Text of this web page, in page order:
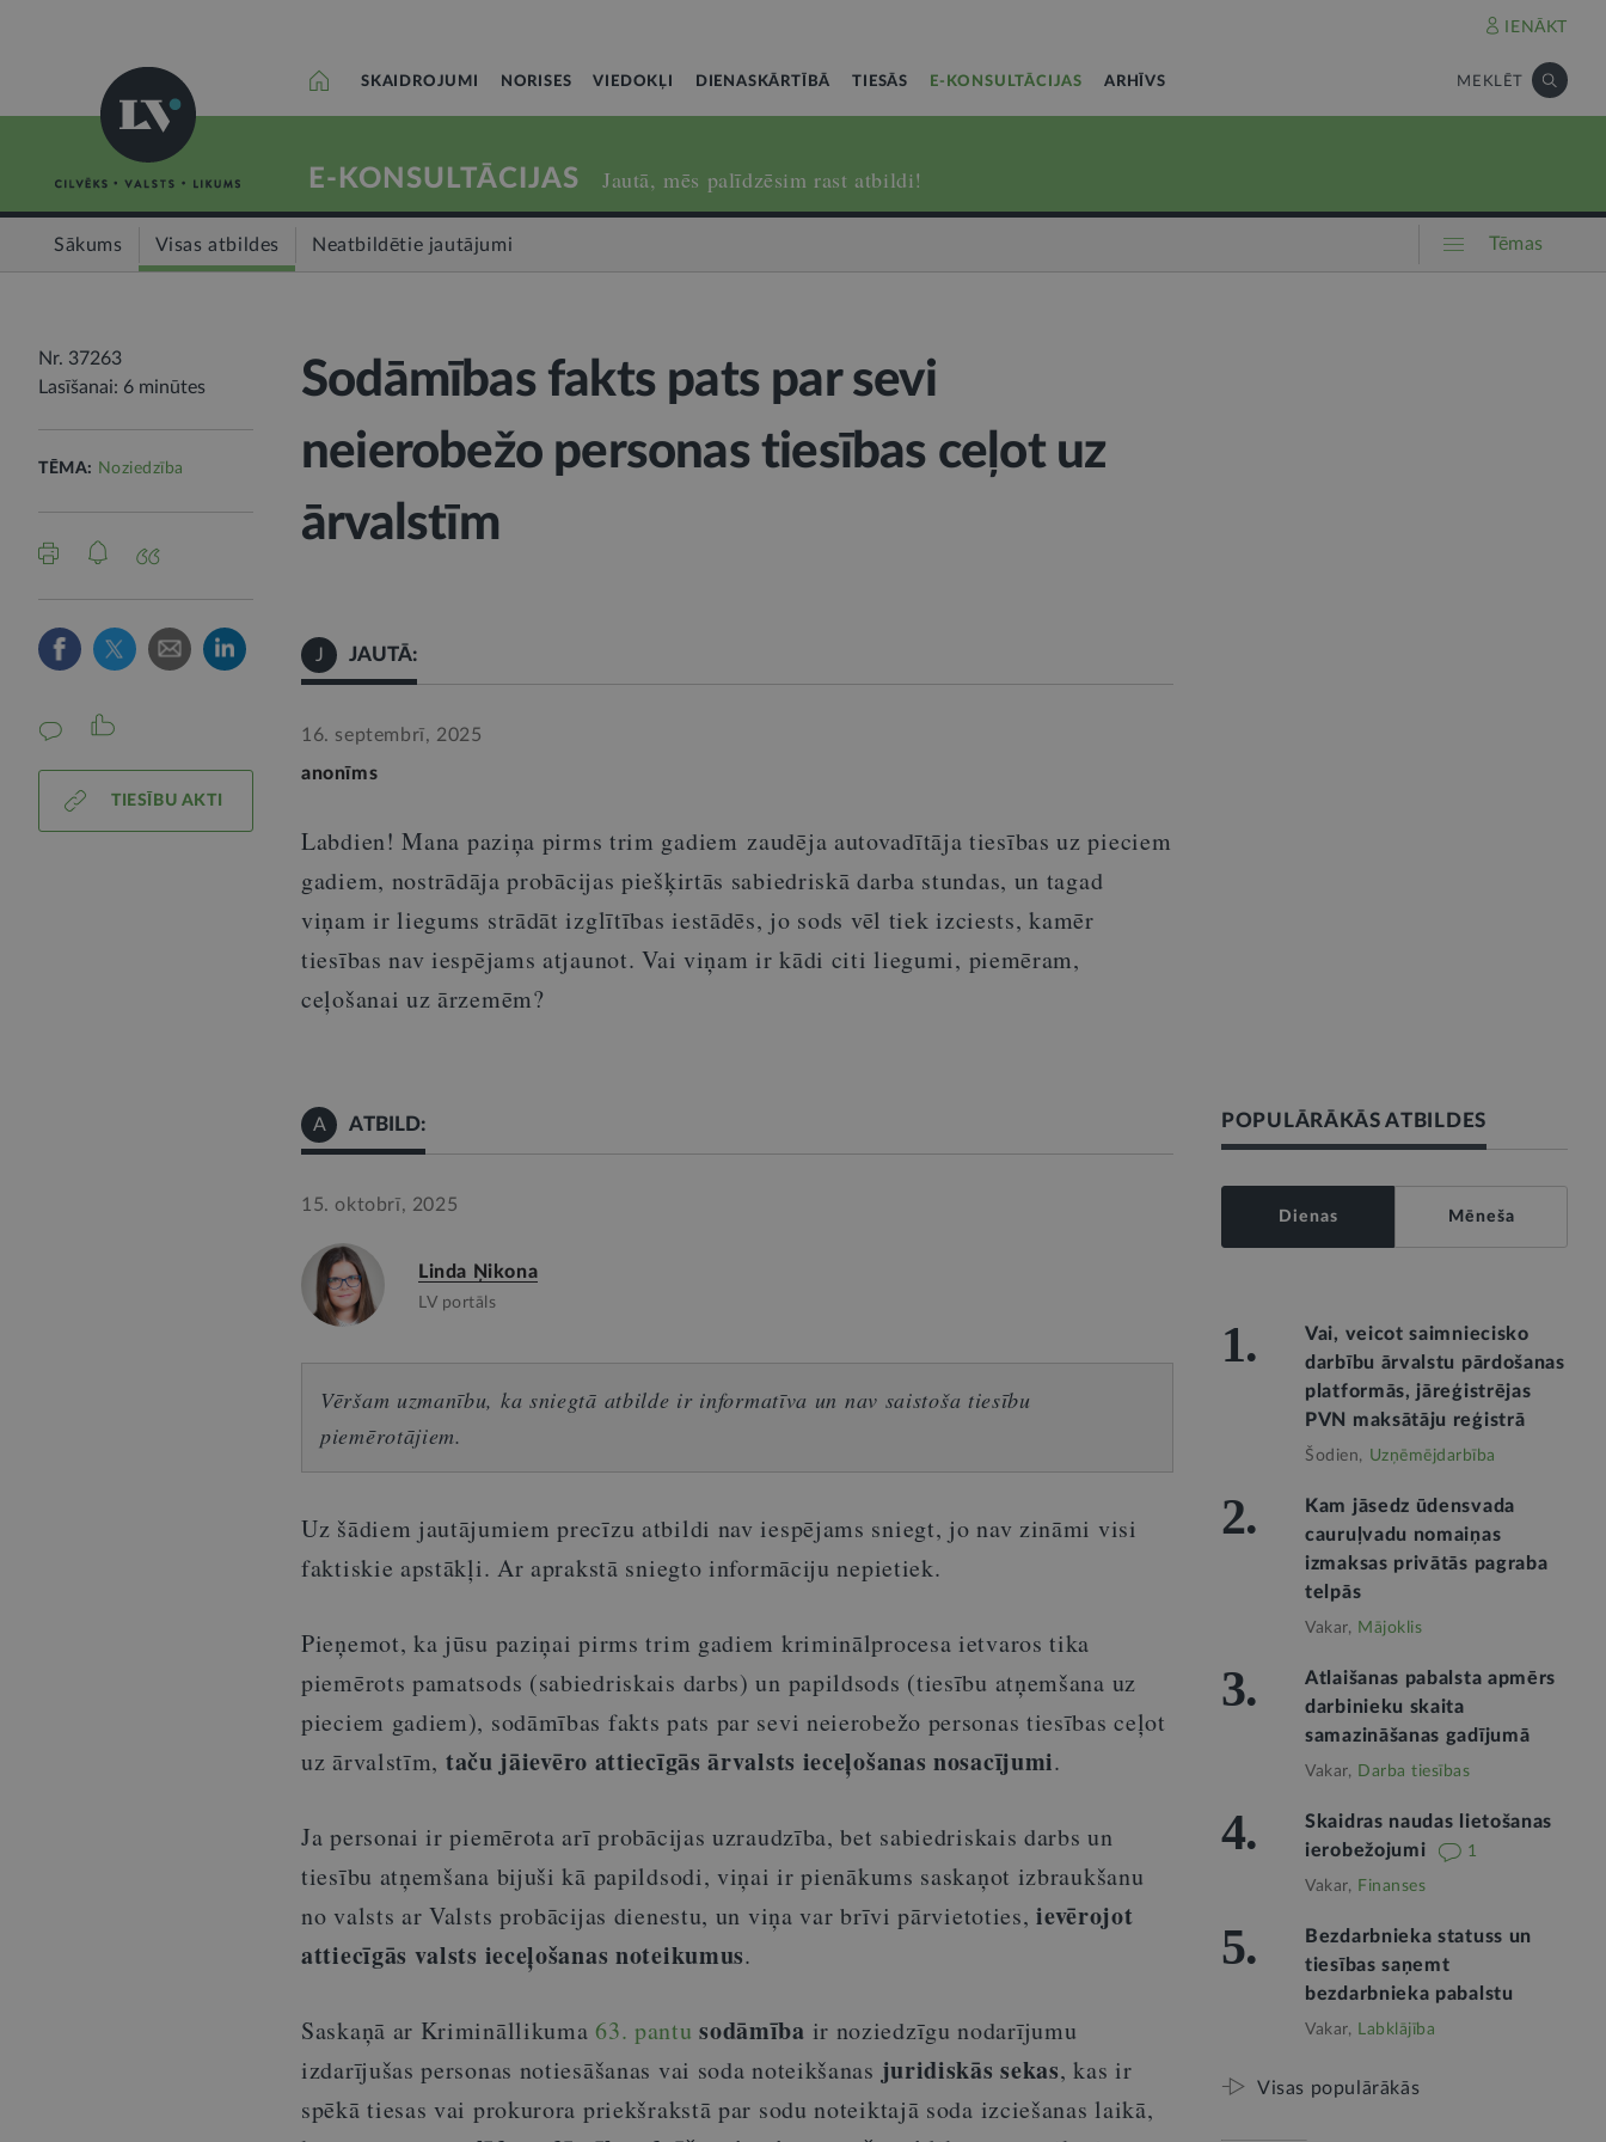
IENĀKT
SKAIDROJUMI NORISES VIEDOKĻI DIENASKĀRTĪBĀ TIESĀS E-KONSULTĀCIJAS ARHĪVS MEKLĒT
E-KONSULTĀCIJAS Jautā, mēs palīdzēsim rast atbildi!
Sākums Visas atbildes Neatbildētie jautājumi Tēmas
Nr. 37263
Lasīšanai: 6 minūtes
TĒMA: Noziedzība
TIESĪBU AKTI
Sodāmības fakts pats par sevi
neierobežo personas tiesības ceļot uz
ārvalstīm
J JAUTĀ:
16. septembrī, 2025
anonīms
Labdien! Mana paziņa pirms trim gadiem zaudēja autovadītāja tiesības uz pieciem
gadiem, nostrādāja probācijas piešķirtās sabiedriskā darba stundas, un tagad
viņam ir liegums strādāt izglītības iestādēs, jo sods vēl tiek izciests, kamēr
tiesības nav iespējams atjaunot. Vai viņam ir kādi citi liegumi, piemēram,
ceļošanai uz ārzemēm?
A ATBILD:
15. oktobrī, 2025
Linda Ņikona
LV portāls
Vēršam uzmanību, ka sniegtā atbilde ir informatīva un nav saistoša tiesību
piemērotājiem.
Uz šādiem jautājumiem precīzu atbildi nav iespējams sniegt, jo nav zināmi visi
faktiskie apstākļi. Ar aprakstā sniegto informāciju nepietiek.
Pieņemot, ka jūsu paziņai pirms trim gadiem kriminālprocesa ietvaros tika
piemērots pamatsods (sabiedriskais darbs) un papildsods (tiesību atņemšana uz
pieciem gadiem), sodāmības fakts pats par sevi neierobežo personas tiesības ceļot
uz ārvalstīm, taču jāievēro attiecīgās ārvalsts ieceļošanas nosacījumi.
Ja personai ir piemērota arī probācijas uzraudzība, bet sabiedriskais darbs un
tiesību atņemšana bijuši kā papildsodi, viņai ir pienākums saskaņot izbraukšanu
no valsts ar Valsts probācijas dienestu, un viņa var brīvi pārvietoties,ievērojot
attiecīgās valsts ieceļošanas noteikumus.
Saskaņā ar Krimināllikuma 63. pantu sodāmība ir noziedzīgu nodarījumu
izdarījušas personas notiesāšanas vai soda noteikšanas juridiskās sekas, kas ir
spēkā tiesas vai prokurora priekšrakstā par sodu noteiktajā soda izciešanas laikā,
POPULĀRĀKĀS ATBILDES
Dienas Mēneša
1.
Vai, veicot saimniecisko
darbību ārvalstu pārdošanas
platformās, jāreģistrējas
PVN maksātāju reģistrā
Šodien, Uzņēmējdarbība
2.
Kam jāsedz ūdensvada
cauruļvadu nomaiņas
izmaksas privātās pagraba
telpās
Vakar, Mājoklis
3.
Atlaišanas pabalsta apmērs
darbinieku skaita
samazināšanas gadījumā
Vakar, Darba tiesības
4.
Skaidras naudas lietošanas
ierobežojumi
1
Vakar, Finanses
5.
Bezdarbnieka statuss un
tiesības saņemt
bezdarbnieka pabalstu
Vakar, Labklājība
Visas populārākās